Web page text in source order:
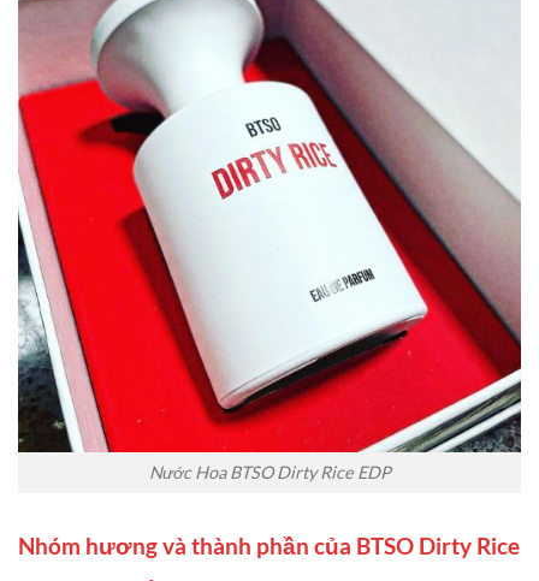
Nước Hoa BTSO Dirty Rice EDP
Nhóm hương và thành phần của BTSO Dirty Rice